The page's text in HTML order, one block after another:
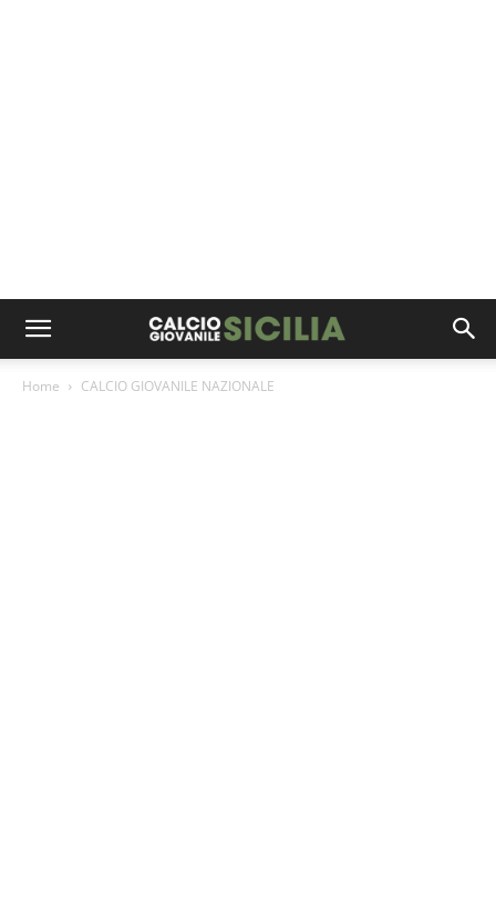
Home CALCIO GIOVANILE NAZIONALE